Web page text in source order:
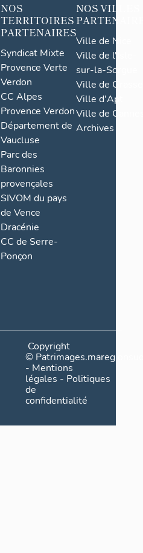
NOS
TERRITOIRES
PARTENAIRES
Syndicat Mixte
Provence Verte
Verdon
CC Alpes
Provence Verdon
Département de
Vaucluse
Parc des
Baronnies
provençales
SIVOM du pays
de Vence
Dracénie
CC de Serre-
Ponçon
NOS VILLES
Ville de Nice
Ville de l'Isle-
sur-la-Sorgue
Ville de Grasse
Ville d'Apt
Ville de
Archives
Copyright
©
- Mentions
légales - Politiques
de
confidentialité